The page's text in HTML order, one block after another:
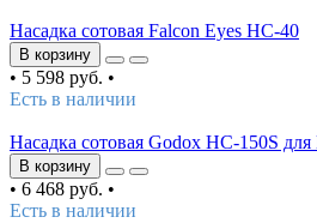
Насадка сотовая Falcon Eyes HC-40
В корзину
• 5 598 руб. •
Есть в наличии
Насадка сотовая Godox HC-150S
В корзину
• 6 468 руб. •
Есть в наличии